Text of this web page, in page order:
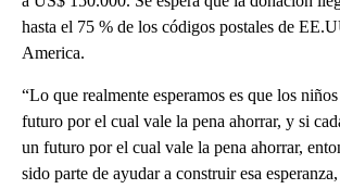
hasta el 75 % de los códigos postales de
America.
“Lo que realmente esperamos es que los
futuro por el cual vale la pena ahorrar, y si
un futuro por el cual vale la pena ahorrar,
sido parte de ayudar a construir esa